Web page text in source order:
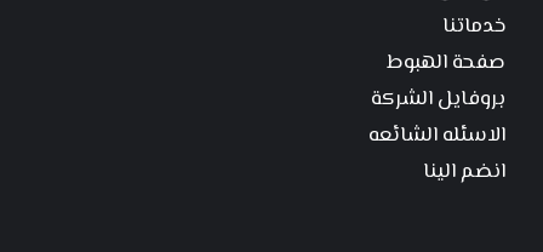
خدماتنا
صفحة الهبوط
بروفايل الشركة
الاسئله الشائعه
انضم الينا